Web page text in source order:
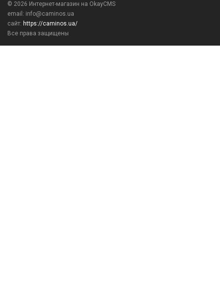
© 2026 Интернет-магазин на OkayCMS
email: info@caminos.ua
сайт: https://caminos.ua/
Все права защищены